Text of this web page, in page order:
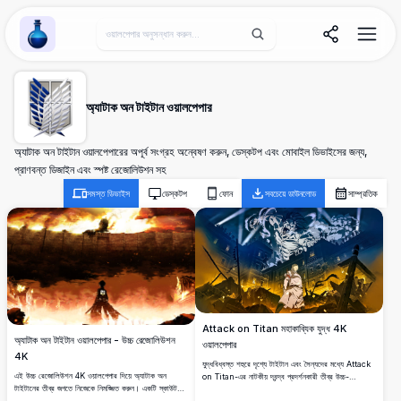
Wallpaper Alchemy
অ্যাটাক অন টাইটান ওয়ালপেপার
অ্যাটাক অন টাইটান ওয়ালপেপারের অপূর্ব সংগ্রহ অন্বেষণ করুন, ডেস্কটপ এবং মোবাইল ডিভাইসের জন্য,
প্রাণবন্ত ডিজাইন এবং স্পষ্ট রেজোলিউশন সহ
সমস্ত ডিভাইস ডেস্কটপ ফোন সবচেয়ে ডাউনলোড সাম্প্রতিক
অ্যাটাক অন টাইটান ওয়ালপেপার - উচ্চ রেজোলিউশন
4K
এই উচ্চ রেজোলিউশন 4K ওয়ালপেপার দিয়ে অ্যাটাক অন
টাইটানের তীব্র জগতে নিজেকে নিমজ্জিত করুন। একটি স্কাউট
Attack on Titan মহাকাব্যিক যুদ্ধ 4K
ওয়ালপেপার
যুদ্ধবিধ্বস্ত শহুরে দৃশ্যে টাইটান এবং সৈন্যদের মধ্যে Attack
on Titan-এর নাটকীয় দ্বন্দ্ব প্রদর্শনকারী তীব্র উচ্চ-